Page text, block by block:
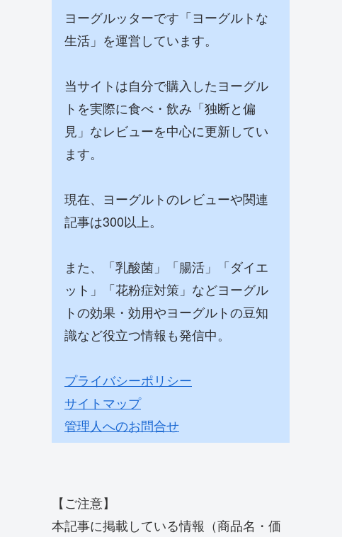
ヨーグルッターです「ヨーグルトな
生活」を運営しています。
当サイトは自分で購入したヨーグル
トを実際に食べ・飲み「独断と偏
見」なレビューを中心に更新してい
ます。
現在、ヨーグルトのレビューや関連
記事は300以上。
また、「乳酸菌」「腸活」「ダイエ
ット」「花粉症対策」などヨーグル
トの効果・効用やヨーグルトの豆知
識など役立つ情報も発信中。
プライバシーポリシー
サイトマップ
管理人へのお問合せ
【ご注意】
本記事に掲載している情報（商品名・価